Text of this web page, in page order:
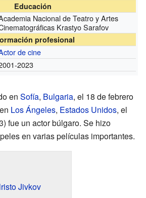
Educación
Nacional de Teatro y Artes
Krastyo Sarafov
profesional
de cine
2023
en Sofía, Bulgaria, el 18 de febrero
Los Ángeles, Estados Unidos, el
fue un actor búlgaro. Se hizo
en varias películas importantes.
Jivkov